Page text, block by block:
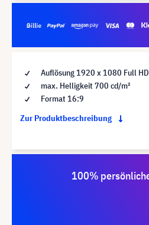
Auflösung 1920 x 1080 Full HD
max. Helligkeit 700 cd/m²
Format 16:9
Zur Produktbeschreibung
100%